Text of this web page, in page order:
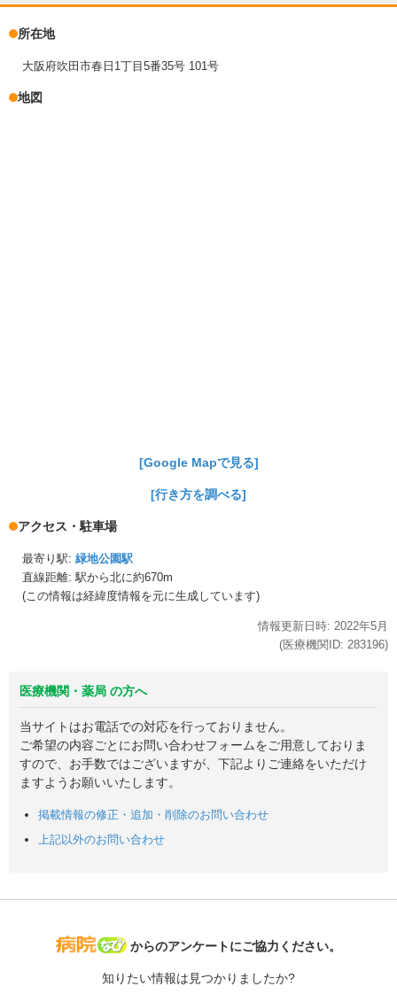
所在地
大阪府吹田市春日1丁目5番35号 101号
地図
[Google Mapで見る]
[行き方を調べる]
アクセス・駐車場
最寄り駅: 緑地公園駅
直線距離: 駅から北に約670m
(この情報は経緯度情報を元に生成しています)
情報更新日時: 2022年5月
(医療機関ID: 283196)
医療機関・薬局 の方へ
当サイトはお電話での対応を行っておりません。
ご希望の内容ごとにお問い合わせフォームをご用意しておりま
すので、お手数ではございますが、下記よりご連絡をいただけ
ますようお願いいたします。
掲載情報の修正・追加・削除のお問い合わせ
上記以外のお問い合わせ
病院なび
からのアンケートにご協力ください。
知りたい情報は見つかりましたか?